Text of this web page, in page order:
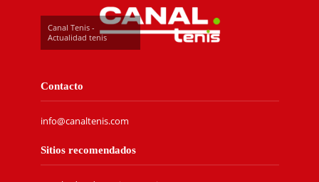
Canal Tenis -
Actualidad tenis
Contacto
info@canaltenis.com
Sitios recomendados